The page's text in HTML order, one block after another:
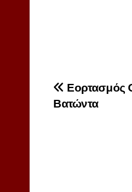
Εορτασμός
Βατώντα